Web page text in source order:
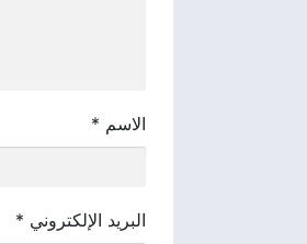
الاسم *
البريد الإلكتروني *